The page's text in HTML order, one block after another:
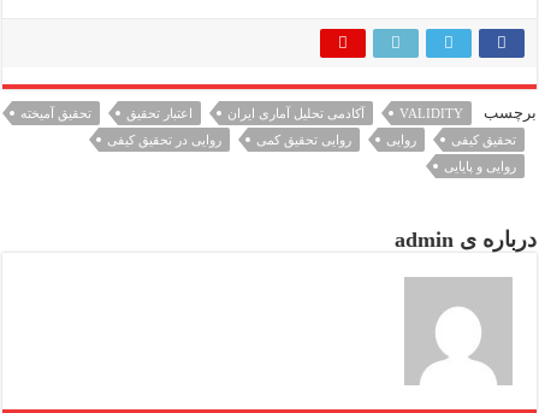
برچسب VALIDITY آکادمی تحلیل آماری ایران اعتبار تحقیق
تحقیق آمیخته
تحقیق کیفی
روایی روایی تحقیق کمی
روایی در تحقیق کیفی
روایی و پایایی
درباره ی admin